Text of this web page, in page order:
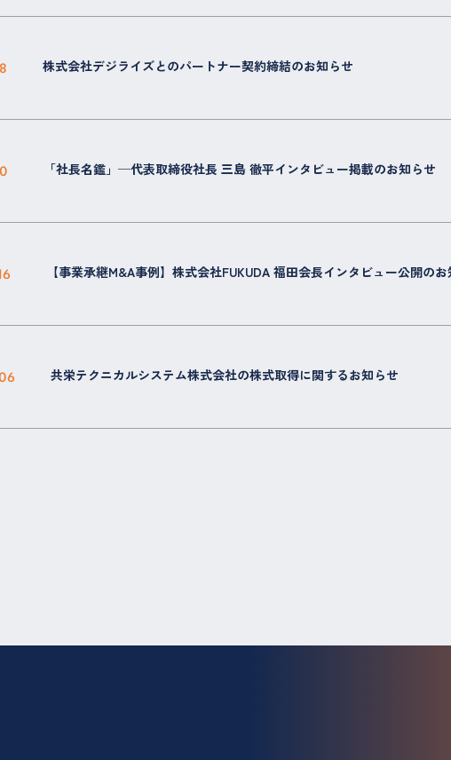
株式会社デジライズとのパートナー契約締結のお知らせ
「社長名鑑」─代表取締役社長 三島 徹平インタビュー掲載のお知らせ
【事業承継M&A事例】株式会社FUKUDA 福田会長インタビュー公開の
共栄テクニカルシステム株式会社の株式取得に関するお知らせ